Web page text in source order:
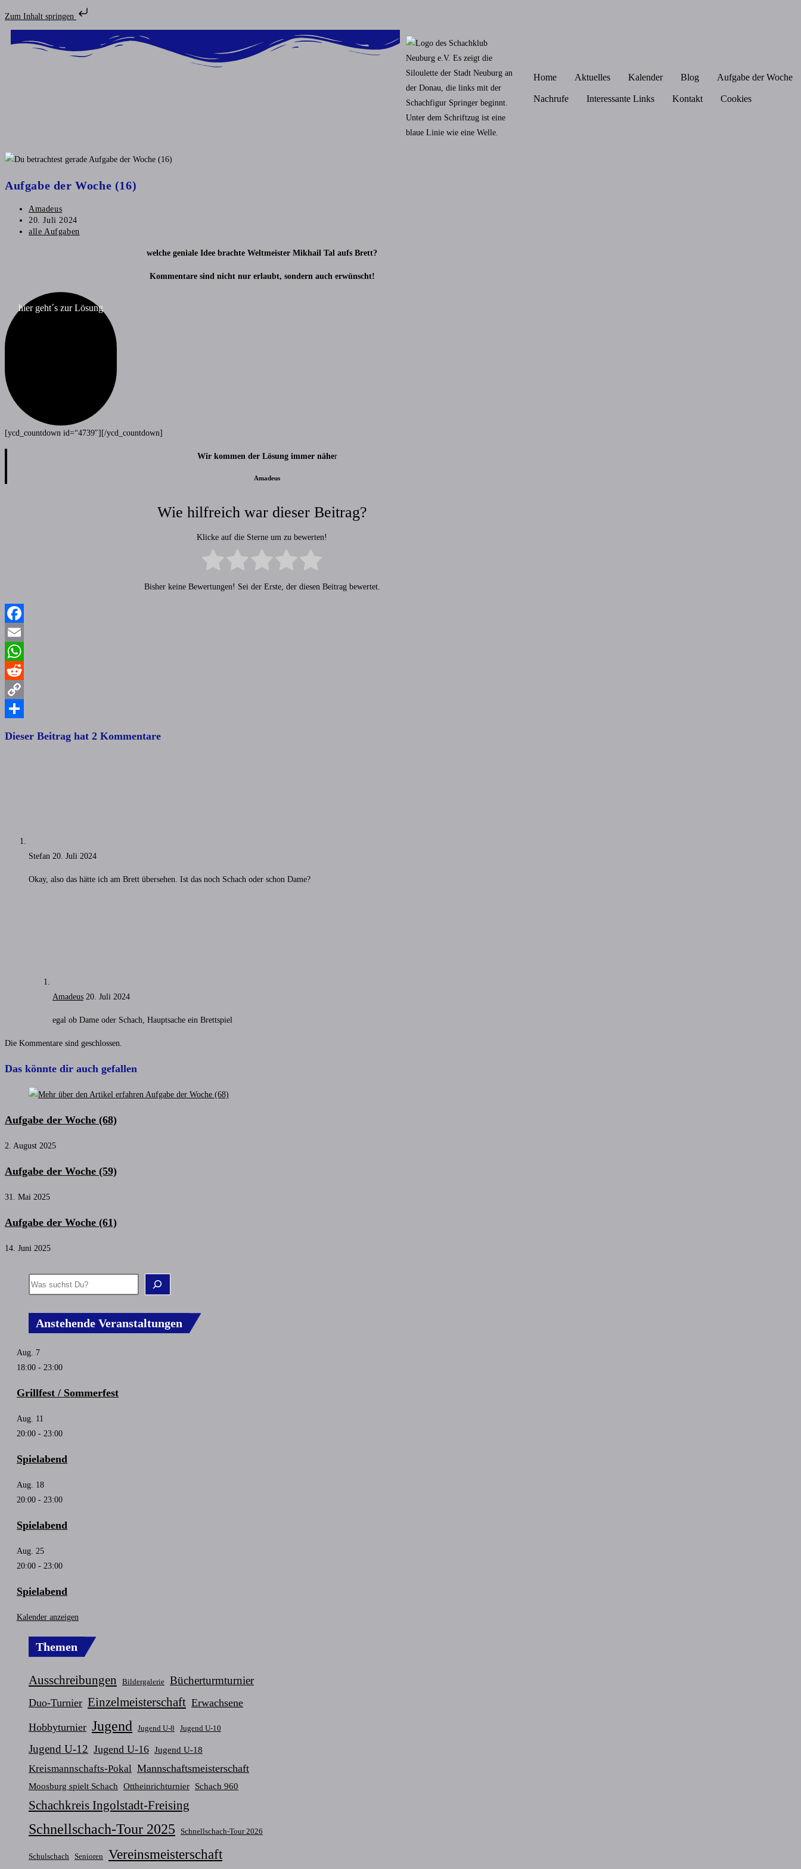
Zum Inhalt springen
Home Aktuelles Kalender Blog Aufgabe der Woche
Nachrufe Interessante Links Kontakt Cookies
Aufgabe der Woche (16)
Amadeus
20. Juli 2024
alle Aufgaben
welche geniale Idee brachte Weltmeister Mikhail Tal aufs Brett?
Kommentare sind nicht nur erlaubt, sondern auch erwünscht!
hier geht´s zur Lösung
[ycd_countdown id=“4739″][/ycd_countdown]
Wir kommen der Lösung immer näher
Amadeus
Wie hilfreich war dieser Beitrag?
Klicke auf die Sterne um zu bewerten!
Bisher keine Bewertungen! Sei der Erste, der diesen Beitrag bewertet.
Facebook
Email
WhatsApp
Reddit
Copy
Dieser Beitrag hat 2 Kommentare
Stefan 20. Juli 2024
Okay, also das hätte ich am Brett übersehen. Ist das noch Schach oder schon Dame?
Amadeus 20. Juli 2024
egal ob Dame oder Schach, Hauptsache ein Brettspiel
Die Kommentare sind geschlossen.
Das könnte dir auch gefallen
Aufgabe der Woche (68)
2. August 2025
Aufgabe der Woche (59)
31. Mai 2025
Aufgabe der Woche (61)
14. Juni 2025
Anstehende Veranstaltungen
Aug. 7
18:00 - 23:00
Grillfest / Sommerfest
Aug. 11
20:00 - 23:00
Spielabend
Aug. 18
20:00 - 23:00
Spielabend
Aug. 25
20:00 - 23:00
Spielabend
Kalender anzeigen
Themen
Ausschreibungen Bildergalerie Bücherturmturnier
Duo-Turnier Einzelmeisterschaft Erwachsene
Hobbyturnier Jugend Jugend U-8 Jugend U-10
Jugend U-12 Jugend U-16 Jugend U-18
Kreismannschafts-Pokal Mannschaftsmeisterschaft
Moosburg spielt Schach Ottheinrichturnier Schach 960
Schachkreis Ingolstadt-Freising
Schnellschach-Tour 2025 Schnellschach-Tour 2026
Schulschach Senioren Vereinsmeisterschaft